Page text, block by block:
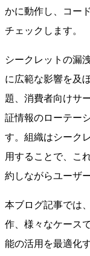
かに動作し、コー
チェックします。
シークレットの漏
に広範な影響を及
題、消費者向けサ
証情報のローテー
す。組織はシーク
用することで、こ
約しながらユーザ
本ブログ記事では
作、様々なケース
能の活用を最適化